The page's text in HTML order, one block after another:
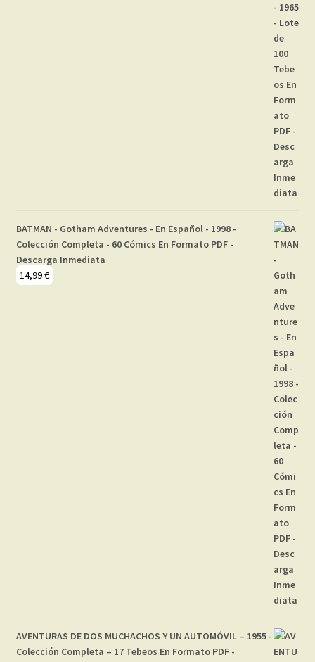
BATMAN - Gotham Adventures - En Español - 1998 -
Colección Completa - 60 Cómics En Formato PDF -
Descarga Inmediata
14,99€
AVENTURAS DE DOS MUCHACHOS Y UN AUTOMÓVIL – 1955 -
Colección Completa – 17 Tebeos En Formato PDF -